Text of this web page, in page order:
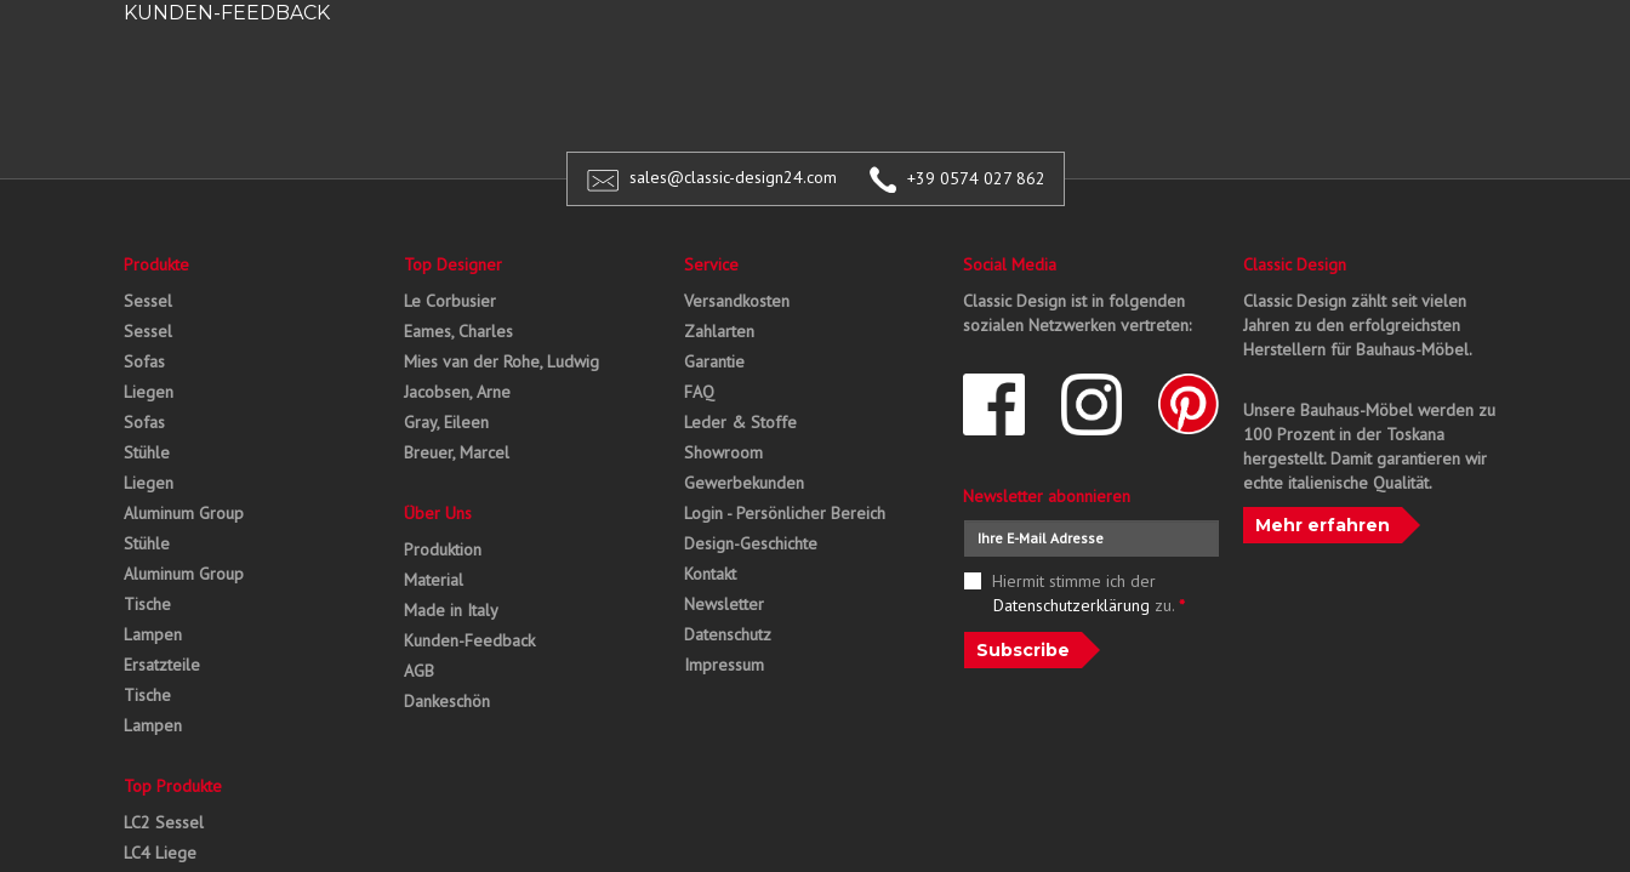
KUNDEN-FEEDBACK
sales@classic-design24.com +39 0574 027 862
Produkte
Sessel
Sessel
Sofas
Liegen
Sofas
Stühle
Liegen
Aluminum Group
Stühle
Aluminum Group
Tische
Lampen
Ersatzteile
Tische
Lampen
Top Produkte
LC2 Sessel
LC4 Liege
Top Designer
Le Corbusier
Eames, Charles
Mies van der Rohe, Ludwig
Jacobsen, Arne
Gray, Eileen
Breuer, Marcel
Über Uns
Produktion
Material
Made in Italy
Kunden-Feedback
AGB
Dankeschön
Service
Versandkosten
Zahlarten
Garantie
FAQ
Leder & Stoffe
Showroom
Gewerbekunden
Login - Persönlicher Bereich
Design-Geschichte
Kontakt
Newsletter
Datenschutz
Impressum
Social Media
Classic Design ist in folgenden
sozialen Netzwerken vertreten:
Newsletter abonnieren
Hiermit stimme ich der
Datenschutzerklärung zu. *
Subscribe
Classic Design
Classic Design zählt seit vielen
Jahren zu den erfolgreichsten
Herstellern für Bauhaus-Möbel.
Unsere Bauhaus-Möbel werden zu
100 Prozent in der Toskana
hergestellt. Damit garantieren wir
echte italienische Qualität.
Mehr erfahren